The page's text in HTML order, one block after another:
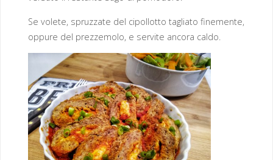
Se volete, spruzzate del cipollotto tagliato finemente,
oppure del prezzemolo, e servite ancora caldo.